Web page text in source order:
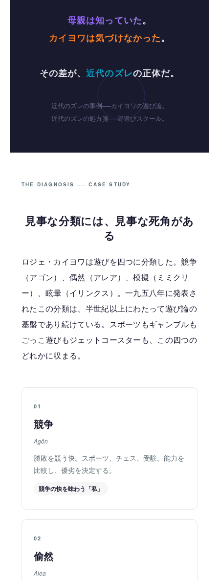
母親は知っていた。
カイヨワは気づけなかった。
その差が、近代のズレの正体だ。
近代のズレの事例──カイヨワの遊び論。
近代のズレの処方箋──野遊びスクール。
THE DIAGNOSIS ── CASE STUDY
見事な分類には、見事な死角があ
る
ロジェ・カイヨワは遊びを四つに分類した。競争
（アゴン）、偶然（アレア）、模擬（ミミクリ
ー）、眩暈（イリンクス）。一九五八年に発表さ
れたこの分類は、半世紀以上にわたって遊び論の
基盤であり続けている。スポーツもギャンブルも
ごっこ遊びもジェットコースターも、この四つの
どれかに収まる。
01
競争
Agôn
勝敗を競う快。スポーツ、チェス、受験。能力を
比較し、優劣を決定する。
競争の快を味わう「私」
02
偷然
Alea